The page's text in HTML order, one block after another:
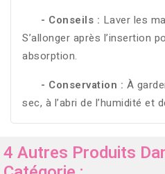
- Conseils : Laver les
S’allonger après l’insertion
absorption.
- Conservation : À
sec, à l’abri de l’humidité et
4 Autres Produits